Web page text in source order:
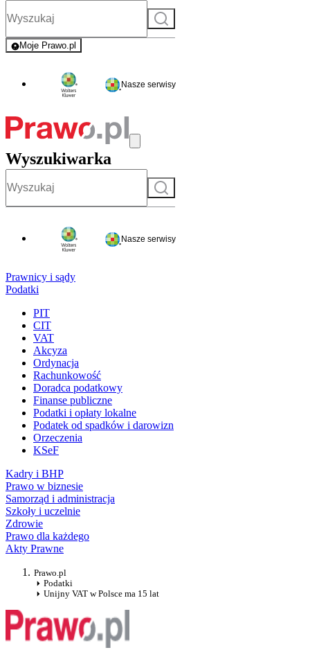
Szukaj
Moje Prawo.pl
- rejestracja i logowanie do serwisu
Nasze serwisy
Wyszukiwarka
Szukaj
Nasze serwisy
Prawnicy i sądy
Podatki
PIT
CIT
VAT
Akcyza
Ordynacja
Rachunkowość
Doradca podatkowy
Finanse publiczne
Podatki i opłaty lokalne
Podatek od spadków i darowizn
Orzeczenia
KSeF
Kadry i BHP
Prawo w biznesie
Samorząd i administracja
Szkoły i uczelnie
Zdrowie
Prawo dla każdego
Akty Prawne
Prawo.pl
Podatki
Unijny VAT w Polsce ma 15 lat